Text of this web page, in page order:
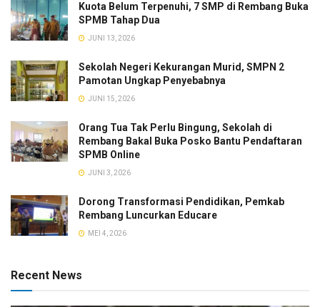
Kuota Belum Terpenuhi, 7 SMP di Rembang Buka
SPMB Tahap Dua
JUNI 13, 2026
Sekolah Negeri Kekurangan Murid, SMPN 2
Pamotan Ungkap Penyebabnya
JUNI 15, 2026
Orang Tua Tak Perlu Bingung, Sekolah di
Rembang Bakal Buka Posko Bantu Pendaftaran
SPMB Online
JUNI 3, 2026
Dorong Transformasi Pendidikan, Pemkab
Rembang Luncurkan Educare
MEI 4, 2026
Recent News